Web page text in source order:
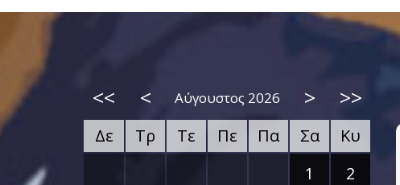
<< < Αύγουστος 2026 > >>
Δε Τρ Τε Πε Πα Σα
Κυ
1
2